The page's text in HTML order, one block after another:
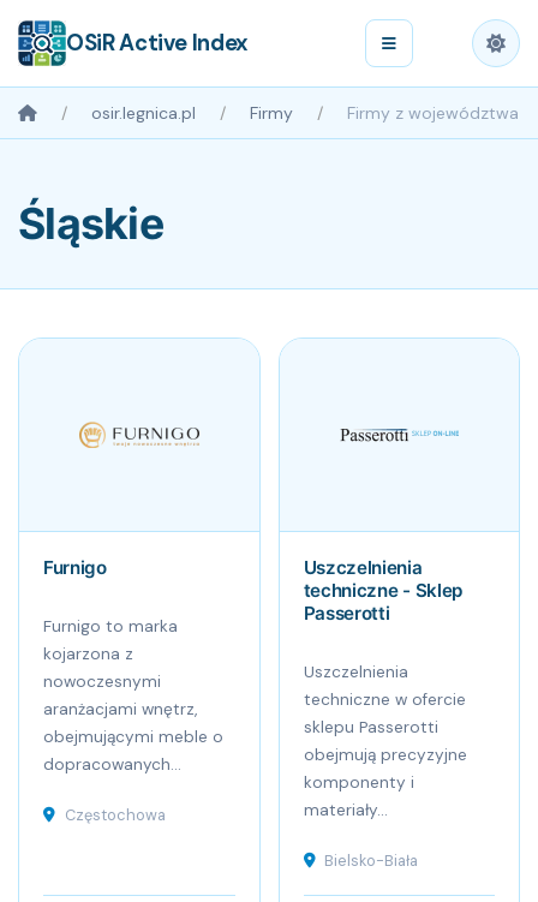
OSiR Active Index
osir.legnica.pl Firmy Firmy z województwa
Śląskie
Furnigo
Furnigo to marka
kojarzona z
nowoczesnymi
aranżacjami wnętrz,
obejmującymi meble o
dopracowanych...
Częstochowa
Uszczelnienia
techniczne - Sklep
Passerotti
Uszczelnienia
techniczne w ofercie
sklepu Passerotti
obejmują precyzyjne
komponenty i
materiały...
Bielsko-Biała